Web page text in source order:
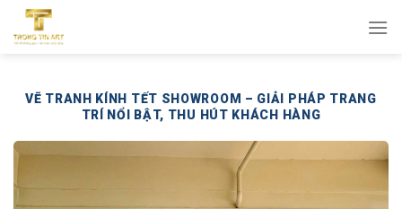
qua
VẼ TRANH KÍNH TẾT SHOWROOM – GIẢI PHÁP TRANG
TRÍ NỔI BẬT, THU HÚT KHÁCH HÀNG